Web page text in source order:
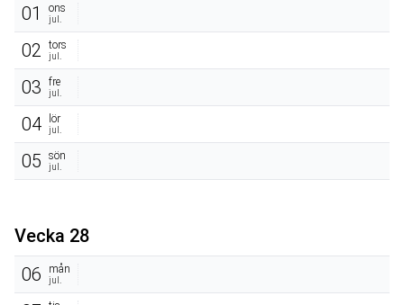
01 ons
jul.
02 tors
jul.
03 fre
jul.
04 lör
jul.
05 sön
jul.
Vecka 28
06
mån
jul.